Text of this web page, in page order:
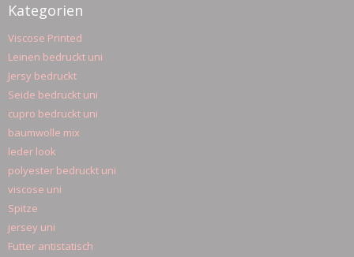
Kategorien
Viscose Printed
Leinen bedruckt uni
Jersy bedruckt
Seide bedruckt uni
cupro bedruckt uni
baumwolle mix
leder look
polyester bedruckt uni
viscose uni
Spitze
jersey uni
Futter antistatisch